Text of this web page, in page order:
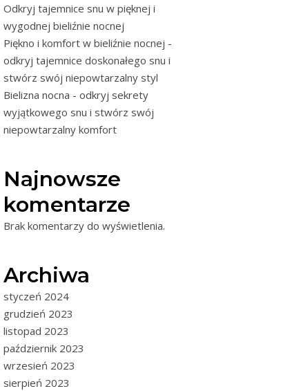
Odkryj tajemnice snu w pięknej i
wygodnej bieliźnie nocnej
Piękno i komfort w bieliźnie nocnej -
odkryj tajemnice doskonałego snu i
stwórz swój niepowtarzalny styl
Bielizna nocna - odkryj sekrety
wyjątkowego snu i stwórz swój
niepowtarzalny komfort
Najnowsze
komentarze
Brak komentarzy do wyświetlenia.
Archiwa
styczeń 2024
grudzień 2023
listopad 2023
październik 2023
wrzesień 2023
sierpień 2023